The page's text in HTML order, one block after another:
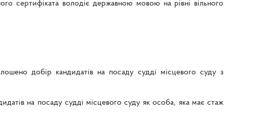
сертифіката володіє державною мовою на рівні вільного
добір кандидатів на посаду судді місцевого суду з
на посаду судді місцевого суду як особа, яка має стаж